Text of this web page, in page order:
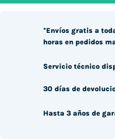
*Envíos gratis a
horas en pedidos
Servicio técnico
30 días de
Hasta 3 años de